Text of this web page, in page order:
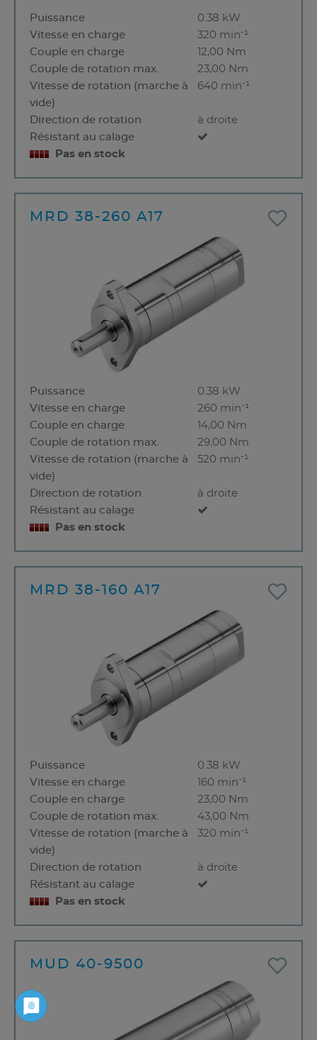
Puissance
0.38 kW
Vitesse en charge
320 min⁻¹
Couple en charge
12,00 Nm
Couple de rotation max.
23,00 Nm
Vitesse de rotation (marche à
vide)
640 min⁻¹
Direction de rotation
à droite
Résistant au calage
Pas en stock
MRD 38-260 A17
Puissance
0.38 kW
Vitesse en charge
260 min⁻¹
Couple en charge
14,00 Nm
Couple de rotation max.
29,00 Nm
Vitesse de rotation (marche à
vide)
520 min⁻¹
Direction de rotation
à droite
Résistant au calage
Pas en stock
MRD 38-160 A17
Puissance
0.38 kW
Vitesse en charge
160 min⁻¹
Couple en charge
23,00 Nm
Couple de rotation max.
43,00 Nm
Vitesse de rotation (marche à
vide)
320 min⁻¹
Direction de rotation
à droite
Résistant au calage
Pas en stock
MUD 40-9500